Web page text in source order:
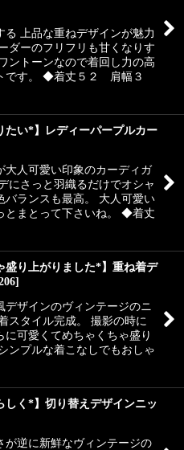
る 上品な重ねデザインが魅力
ダーのフリフリも甘くなりす
ントーンなので着回し力の高
です。 ◆着丈５２ 肩幅３
たい*】レディーパープルカー
大人可愛い印象のカーディガ
にさっと羽織るだけでオシャ
バランスも最高。 大人可愛い
とまとって下さいね。 ◆着丈
盛り上がりました*】重ね着デ
]
デザインのヴィンテージのニ
スタイル完成。 撮影の時に
に可愛くてめちゃくちゃ盛り
ンプルな着こなしでもおしゃ
しく*】切り替えデザインニッ
が逆に新鮮なヴィンテージの